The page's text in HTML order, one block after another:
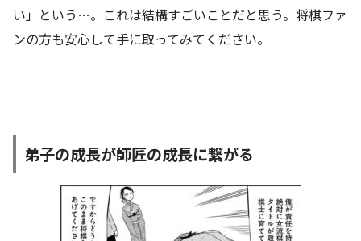
い」という…。これは結構すごいことだと思う。将棋ファ
ンの方も安心して手に取ってみてください。
弟子の成長が師匠の成長に繋がる